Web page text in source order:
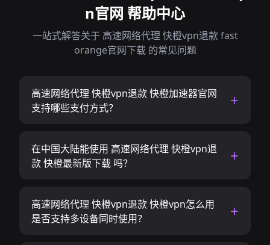
n官网 帮助中心
一站式解答关于 高速网络代理 快橙vpn退款 fast
orange官网下载 的常见问题
高速网络代理 快橙vpn退款 快橙加速器官网
支持哪些支付方式？
在中国大陆能使用 高速网络代理 快橙vpn退
款 快橙最新版下载 吗？
高速网络代理 快橙vpn退款 快橙vpn怎么用
是否支持多设备同时使用？